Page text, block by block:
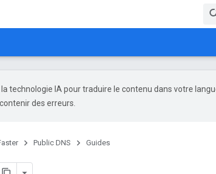
technologie IA pour traduire le contenu dans votre
des erreurs.
Public DNS Guides